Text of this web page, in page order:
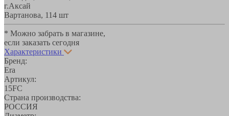
г.Аксай
Вартанова, 114 шт
* Можно забрать в магазине,
если заказать сегодня
Характеристики
Бренд:
Era
Артикул:
15FC
Страна производства:
РОССИЯ